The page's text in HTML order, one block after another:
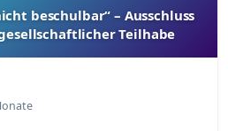
beschulbar“ – Ausschluss
Teilhabe